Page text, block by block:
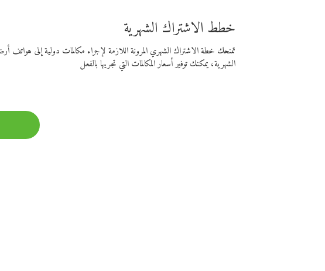
خطط الاشتراك الشهرية
تمنحك خطة الاشتراك الشهري المرونة اللازمة لإجراء مكالمات دولية إلى
الشهرية، يمكنك توفير أسعار المكالمات التي تجريها بالفعل